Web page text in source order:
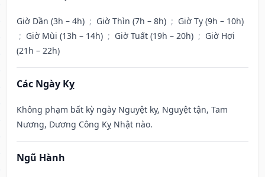
Giờ Dần (3h – 4h) ; Giờ Thìn (7h – 8h) ; Giờ Tỵ (9h – 10h)
; Giờ Mùi (13h – 14h) ; Giờ Tuất (19h – 20h) ; Giờ Hợi
(21h – 22h)
Các Ngày Kỵ
Không phạm bất kỳ ngày Nguyệt kỵ, Nguyệt tận, Tam
Nương, Dương Công Kỵ Nhật nào.
Ngũ Hành